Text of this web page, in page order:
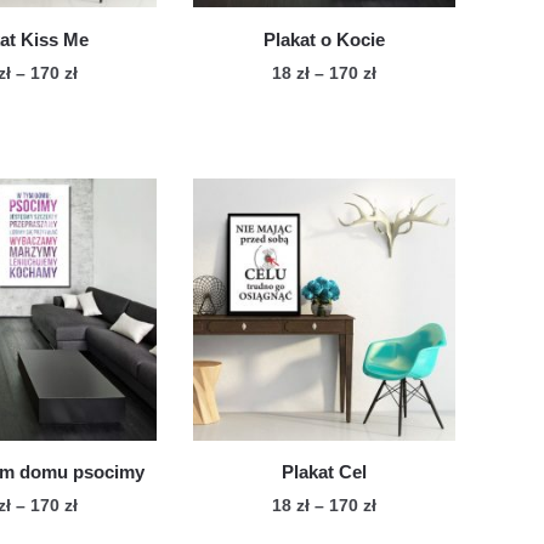
Kiss Me
– 170złZakres
do
170 zł
ma
wiele
wariantów.
Opcje
można
wybrać
stronie
produktu
Plakat o Kocie
18 zł – 170 złZakres
170 zł
ma
wiele
wariantów.
można
wybrać
na
stronie
produktu
domu psocimy
– 170złZakres
Plakat Cel
18 zł – 170 złZakres